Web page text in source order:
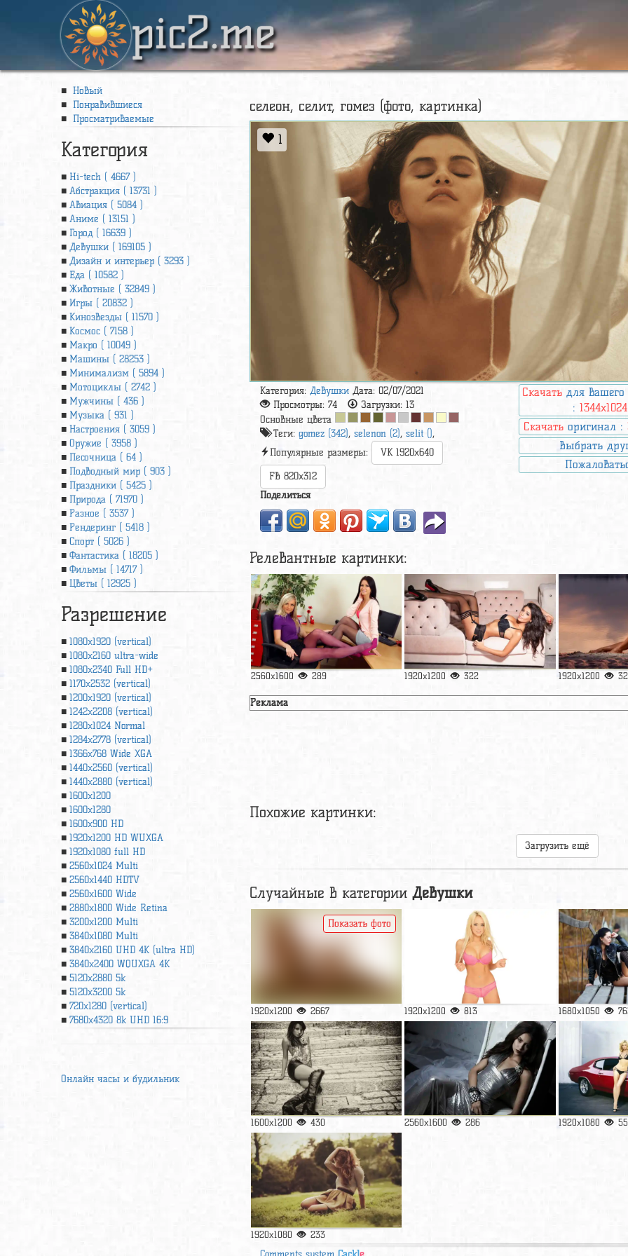
pic2.me
Новый
Понравившиеся
Просматриваемые
Категория
Hi-tech ( 4667 )
Абстракция ( 13731 )
Авиация ( 5084 )
Аниме ( 13151 )
Город ( 16639 )
Девушки ( 169105 )
Дизайн и интерьер ( 3293 )
Еда ( 10582 )
Животные ( 32849 )
Игры ( 20832 )
Кинозвезды ( 11570 )
Космос ( 7158 )
Макро ( 10049 )
Машины ( 28253 )
Минимализм ( 5894 )
Мотоциклы ( 2742 )
Мужчины ( 436 )
Музыка ( 931 )
Настроения ( 3059 )
Оружие ( 3958 )
Песочница ( 64 )
Подводный мир ( 903 )
Праздники ( 5425 )
Природа ( 71970 )
Разное ( 3537 )
Рендеринг ( 5418 )
Спорт ( 5026 )
Фантастика ( 18205 )
Фильмы ( 14717 )
Цветы ( 12925 )
Разрешение
1080x1920 (vertical)
1080x2160 ultra-wide
1080x2340 Full HD+
1170x2532 (vertical)
1200x1920 (vertical)
1242x2208 (vertical)
1280x1024 Normal
1284x2778 (vertical)
1366х768 Wide XGA
1440x2560 (vertical)
1440x2880 (vertical)
1600x1200
1600x1280
1600x900 HD
1920x1200 HD WUXGA
1920х1080 full HD
2560x1024 Multi
2560x1440 HDTV
2560x1600 Wide
2880x1800 Wide Retina
3200x1200 Multi
3840x1080 Multi
3840x2160 UHD 4К (ultra HD)
3840x2400 WQUXGA 4K
5120x2880 5k
5120x3200 5k
720x1280 (vertical)
7680x4320 8k UHD 16:9
Онлайн часы и будильник
селеон, селит, гомез (фото, картинка)
1
Категория:Девушки Дата: 02/07/2021
Просмотры:74 Загрузки:13
Основные цвета
Теги:gomez (342),selenon (2),selit (),
Популярные размеры:
VK 1920x640
FB 820x312
Скачать для
:1344x1024
Скачать оригинал :
Выбрать
Поделиться
Релевантные картинки:
2560x1600 289 1920x1200 322 1920x1200
Реклама
Похожие картинки:
Загрузить ещё
Случайные в категорииДевушки
1920x1200 2667
Показать фото
1920x1200 813 1680x1050
1600x1200 430 2560x1600 286 1920x1080
1920x1080 233